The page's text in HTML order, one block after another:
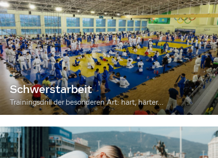
Schwerstarbeit
Trainingsdrill der besonderen Art: hart, härter...